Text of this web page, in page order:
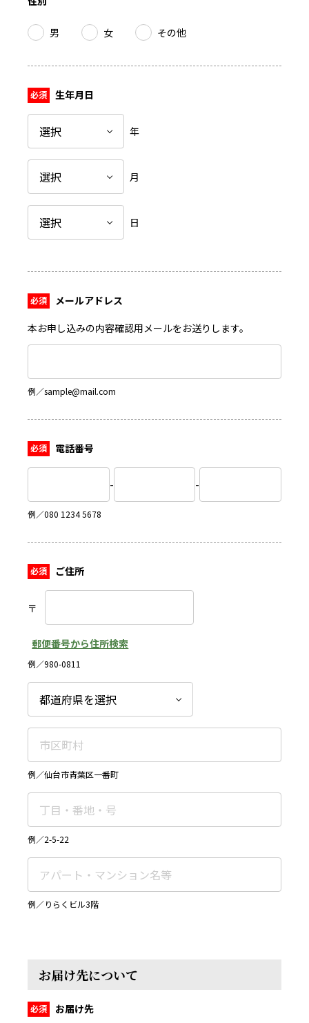
男 女 その他
生年月日
年
月
日
メールアドレス
本お申し込みの内容確認用メールをお送りします。
例／sample@mail.com
電話番号
- -
例／080 1234 5678
ご住所
〒
郵便番号から住所検索
例／980-0811
例／仙台市青葉区一番町
例／2-5-22
例／りらくビル3階
お届け先について
お届け先